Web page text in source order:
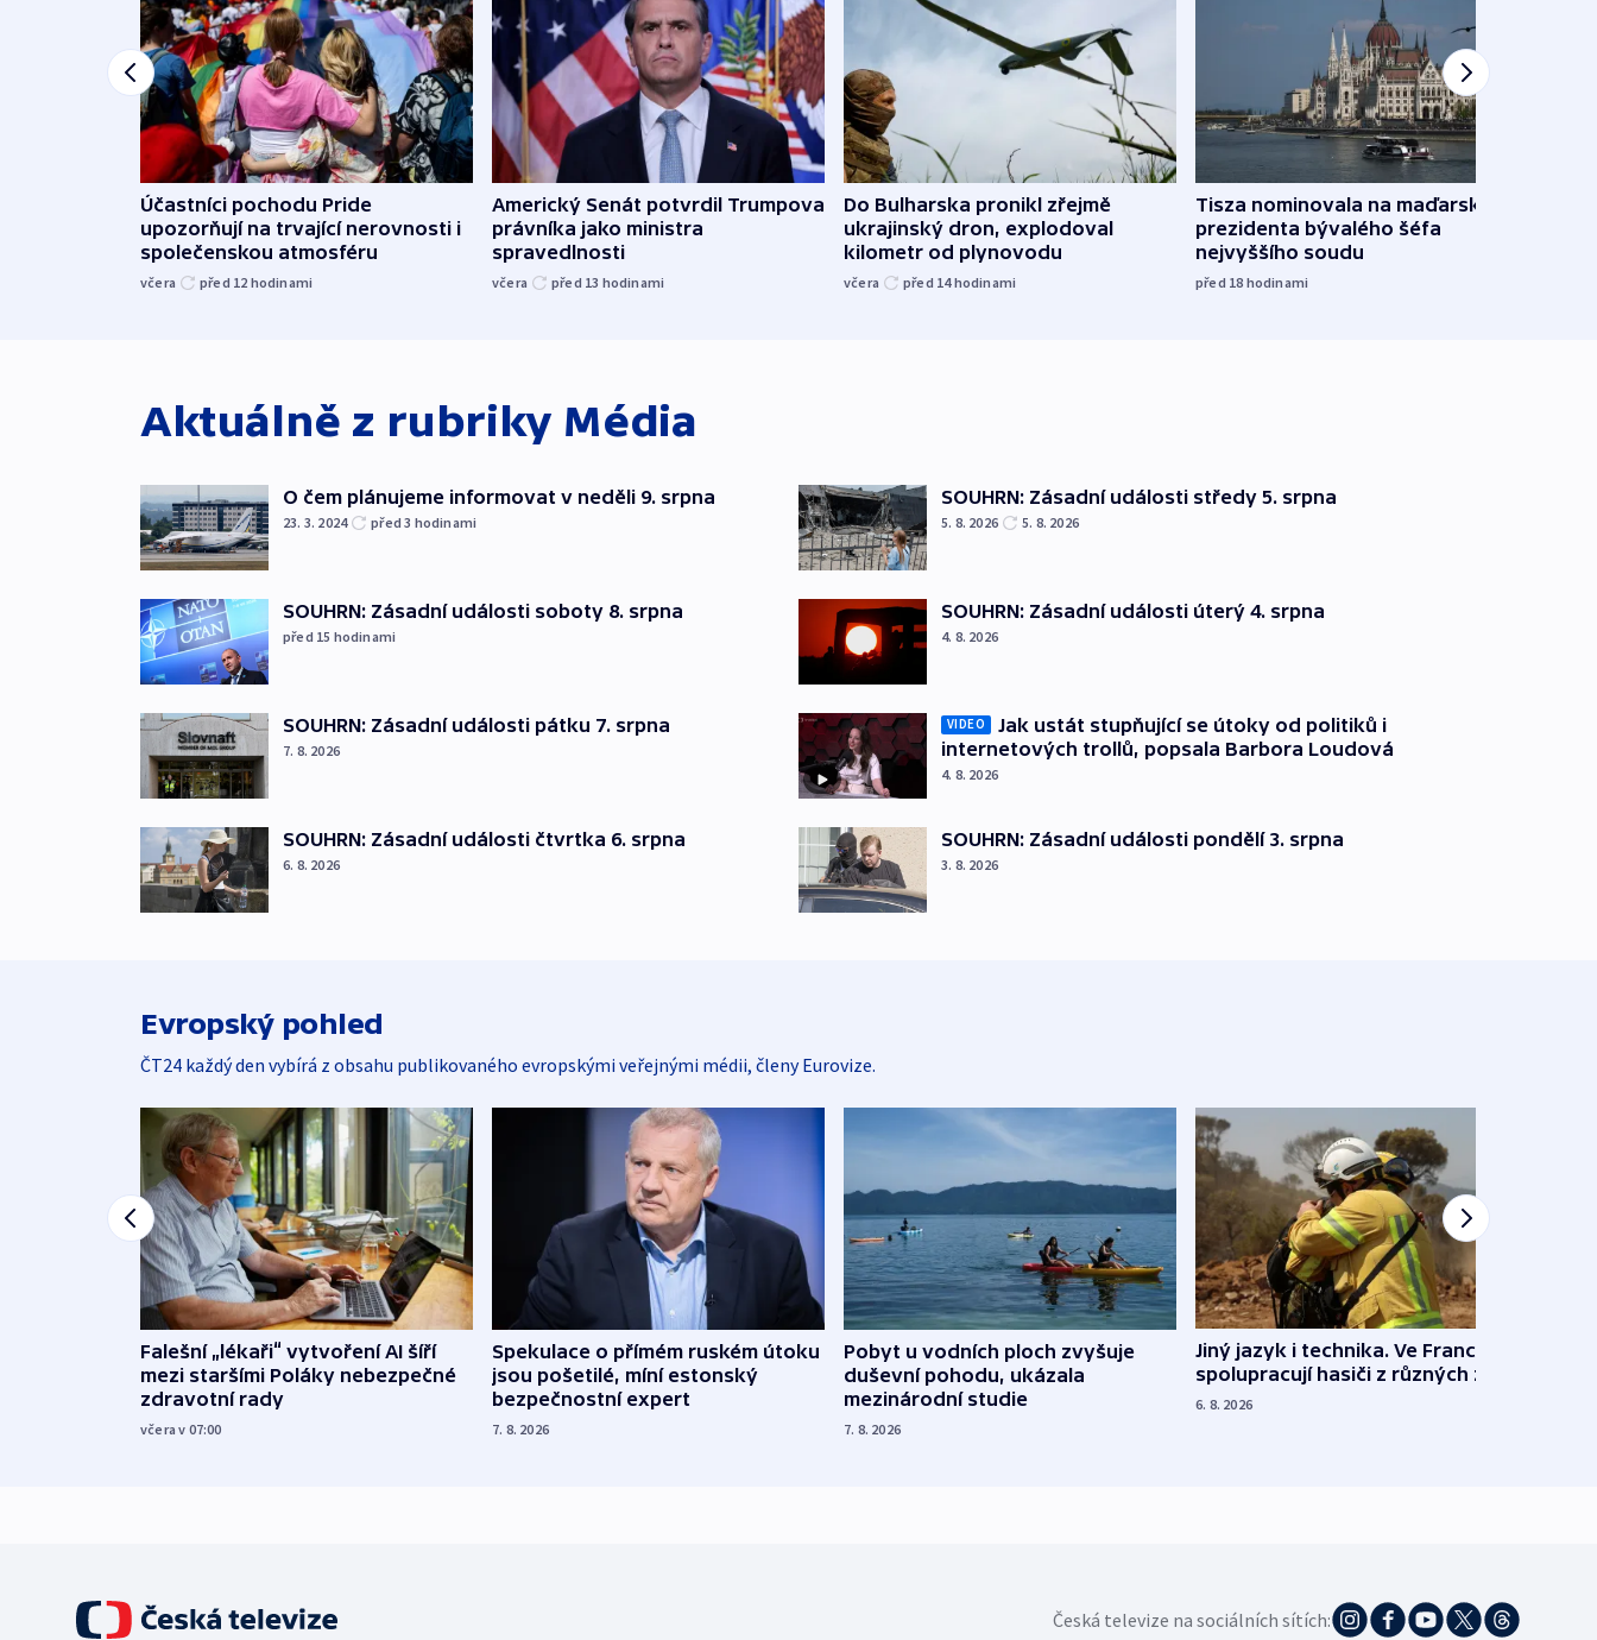
Účastníci pochodu Pride
upozorňují na trvající nerovnosti i
společenskou atmosféru
včera před 12 hodinami
Americký Senát potvrdil Trumpova
právníka jako ministra
spravedlnosti
včera před 13 hodinami
Do Bulharska pronikl zřejmě
ukrajinský dron, explodoval
kilometr od plynovodu
včera před 14hodinami
Tisza nominovala na maďarského
prezidenta bývalého šéfa
nejvyššího soudu
před 18 hodinami
Aktuálně z rubriky Média
O čem plánujeme informovat v neděli 9. srpna
23. 3. 2024 před 3 hodinami
SOUHRN: Zásadní události soboty 8. srpna
před 15 hodinami
SOUHRN: Zásadní události pátku 7. srpna
7. 8. 2026
SOUHRN: Zásadní události čtvrtka 6. srpna
6. 8. 2026
SOUHRN: Zásadní události středy 5. srpna
5. 8. 2026 5. 8. 2026
SOUHRN: Zásadní události úterý 4. srpna
4. 8. 2026
VIDEO
Jak ustát stupňující se útoky od politiků i
internetových trollů, popsala Barbora Loudová
4. 8. 2026
SOUHRN: Zásadní události pondělí 3. srpna
3. 8. 2026
Evropský pohled
ČT24 každý den vybírá z obsahu publikovaného evropskými veřejnými médii, členy Eurovize.
Falešní „lékaři“ vytvoření AI šíří
mezi staršími Poláky nebezpečné
zdravotní rady
včera v 07:00
Spekulace o přímém ruském útoku
jsou pošetilé, míní estonský
bezpečnostní expert
7. 8. 2026
Pobyt u vodních ploch zvyšuje
duševní pohodu, ukázala
mezinárodní studie
7. 8. 2026
Jiný jazyk i technika. Ve Francii
spolupracují hasiči z různých zemí
6. 8. 2026
Česká televize na sociálních sítích: